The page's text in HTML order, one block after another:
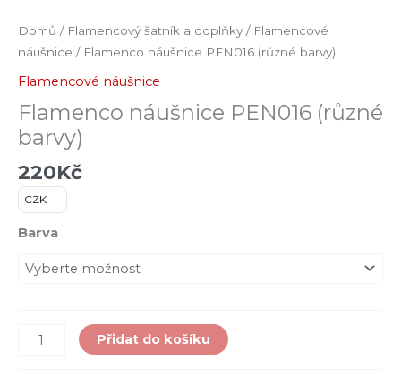
Domů / Flamencový šatník a doplňky / Flamencové
náušnice / Flamenco náušnice PEN016 (různé barvy)
Flamencové náušnice
Flamenco náušnice PEN016 (různé
barvy)
220Kč
CZK
Barva
Přidat do košíku